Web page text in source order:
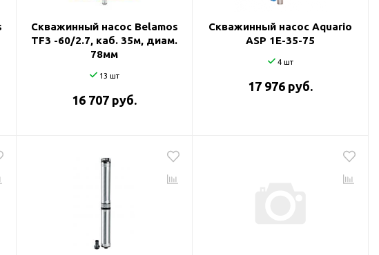
Скважинный насос Belamos
TF3 -60/2.7, каб. 35м, диам.
78мм
13 шт
16 707 руб.
Скважинный насос Aquario
ASP 1E-35-75
4 шт
17 976 руб.